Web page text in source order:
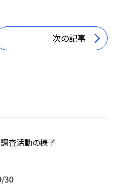
次の記事
査活動の様子
30